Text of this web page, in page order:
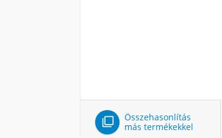

Összehasonlítás
más termékekkel